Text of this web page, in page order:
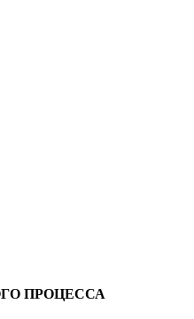
ПРОЦЕССА